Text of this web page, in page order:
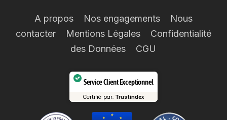
A propos Nos engagements
Nous
contacter
Mentions Légales
Confidentialité
des Données
CGU
Service Client Exceptionnel
Certifié par: Trustindex